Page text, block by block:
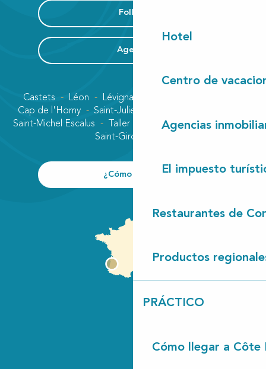
Hotel
Centro de
Agencias
El impuesto
Restaurantes de
Productos
PRÁCTICO
Cómo llegar a Côte
Folleto
Agenda
Castets Léon Lévignacq
Cap de l'Homy
Saint-Julien-en-Born
Saint-Michel Escalus
Taller
Vielle-Saint-Girons
Saint-Girons plage
¿Cómo llegar?